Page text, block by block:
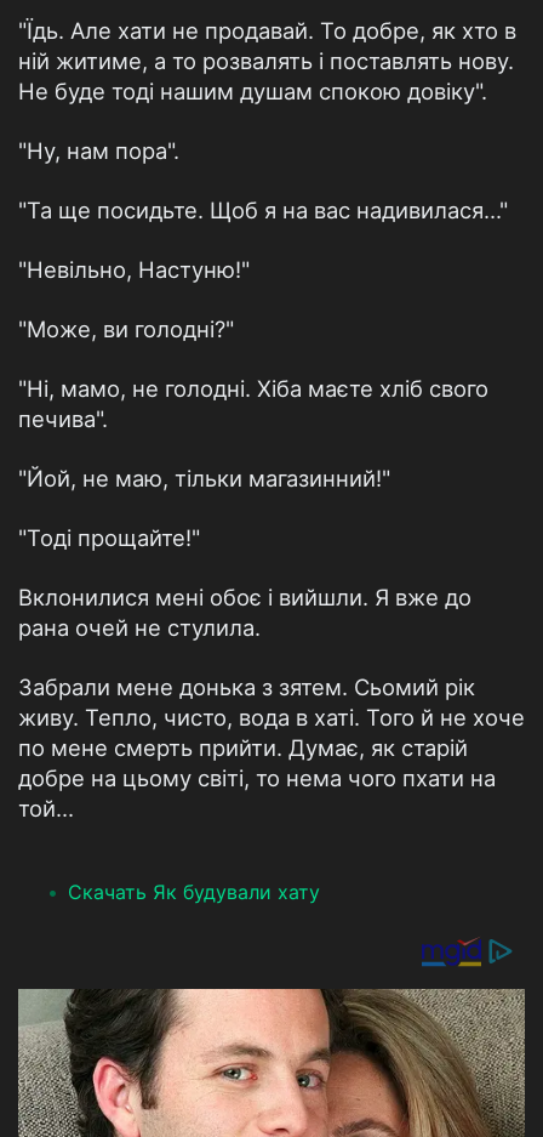
"Їдь. Але хати не продавай. То добре, як хто в
ній житиме, а то розвалять і поставлять нову.
Не буде тоді нашим душам спокою довіку".
"Ну, нам пора".
"Та ще посидьте. Щоб я на вас надивилася..."
"Невільно, Настуню!"
"Може, ви голодні?"
"Ні, мамо, не голодні. Хіба маєте хліб свого
печива".
"Йой, не маю, тільки магазинний!"
"Тоді прощайте!"
Вклонилися мені обоє і вийшли. Я вже до
рана очей не стулила.
Забрали мене донька з зятем. Сьомий рік
живу. Тепло, чисто, вода в хаті. Того й не хоче
по мене смерть прийти. Думає, як старій
добре на цьому світі, то нема чого пхати на
той...
Скачать Як будували хату